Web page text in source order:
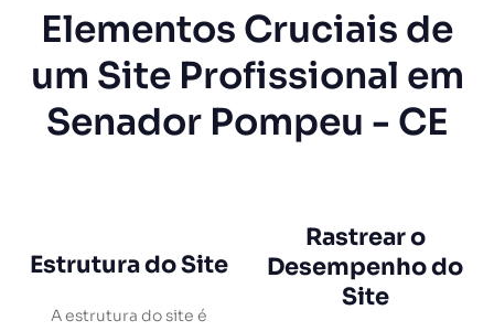
Elementos Cruciais de
um Site Profissional em
Senador Pompeu - CE
Estrutura do Site
A estrutura do site é
Rastrear o
Desempenho do
Site